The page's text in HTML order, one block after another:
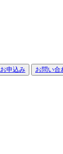
お申込み お問い合